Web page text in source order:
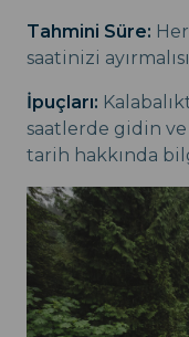
Tahmini Süre:
saatinizi
İpuçları:
saatlerde gidin ve
tarih hakkında